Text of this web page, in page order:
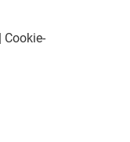
Cookie-